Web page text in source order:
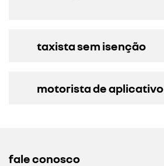
taxista sem isenção
motorista de aplicativo
fale conosco